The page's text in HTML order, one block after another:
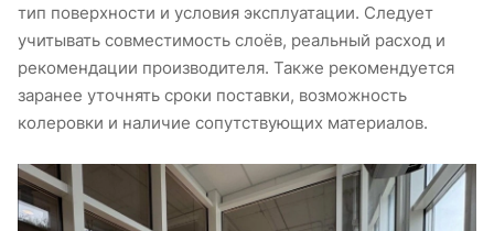
тип поверхности и условия эксплуатации. Следует
учитывать совместимость слоёв, реальный расход и
рекомендации производителя. Также рекомендуется
заранее уточнять сроки поставки, возможность
колеровки и наличие сопутствующих материалов.